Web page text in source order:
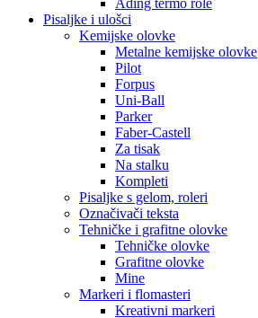
Pisaljke i ulošci
Kemijske olovke
Metalne kemijske olovke
Pilot
Forpus
Uni-Ball
Parker
Faber-Castell
Za tisak
Na stalku
Kompleti
Pisaljke s gelom, roleri
Označivači teksta
Tehničke i grafitne olovke
Tehničke olovke
Grafitne olovke
Mine
Markeri i flomasteri
Kreativni markeri